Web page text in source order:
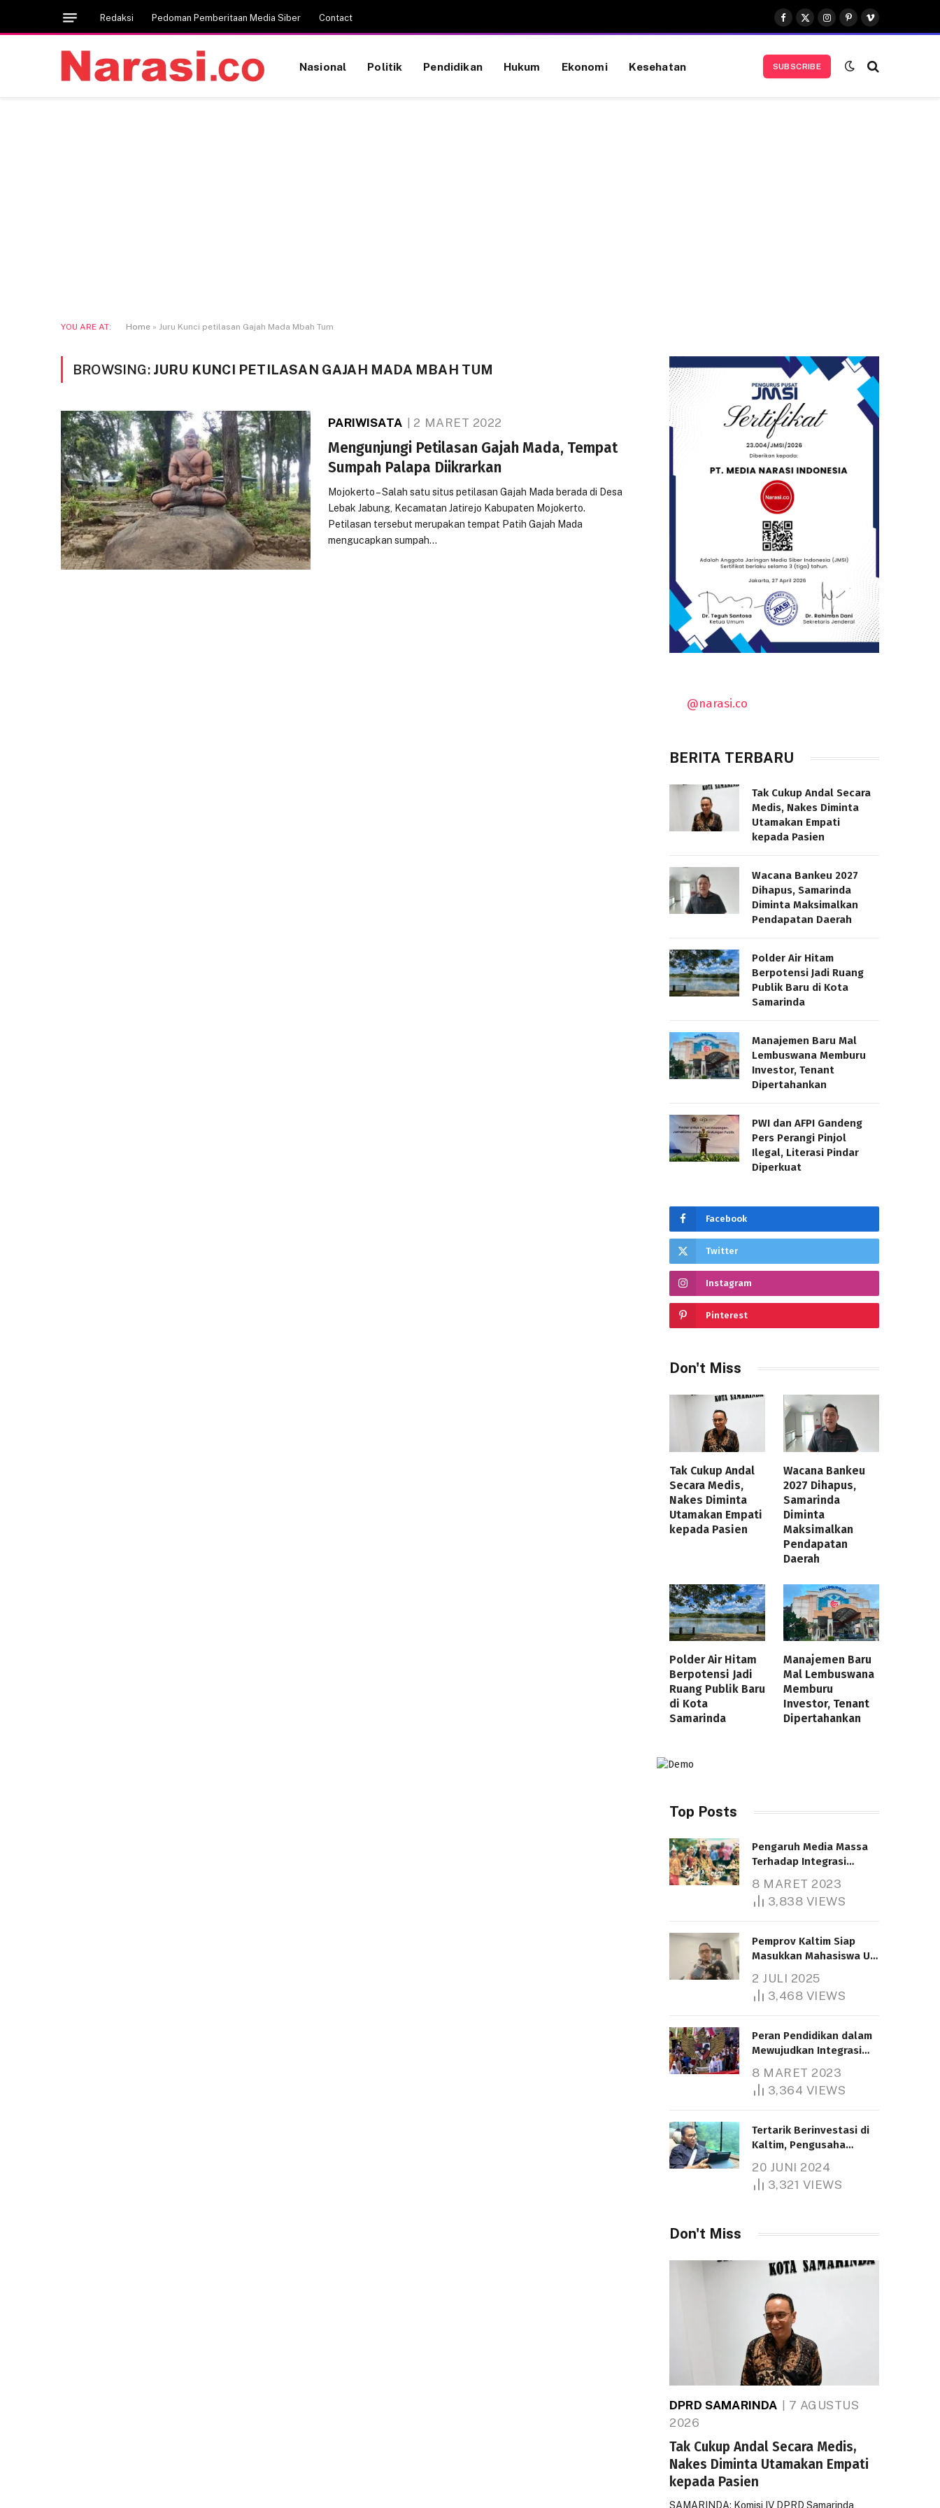
Redaksi Pedoman Pemberitaan Media Siber Contact
Facebook
X
(Twitter)
Instagram
Pinterest
Vimeo
Nasional Politik Pendidikan Hukum Ekonomi Kesehatan SUBSCRIBE
YOU ARE AT: Home » Juru Kunci petilasan Gajah Mada Mbah Tum
BROWSING: JURU KUNCI PETILASAN GAJAH MADA MBAH TUM
PARIWISATA 2 MARET 2022
Mengunjungi Petilasan Gajah Mada, Tempat
Sumpah Palapa Diikrarkan
Mojokerto – Salah satu situs petilasan Gajah Mada berada di Desa
Lebak Jabung, Kecamatan Jatirejo Kabupaten Mojokerto.
Petilasan tersebut merupakan tempat Patih Gajah Mada
mengucapkan sumpah…
@narasi.co
BERITA TERBARU
Tak Cukup Andal Secara
Medis, Nakes Diminta
Utamakan Empati
kepada Pasien
Wacana Bankeu 2027
Dihapus, Samarinda
Diminta Maksimalkan
Pendapatan Daerah
Polder Air Hitam
Berpotensi Jadi Ruang
Publik Baru di Kota
Samarinda
Manajemen Baru Mal
Lembuswana Memburu
Investor, Tenant
Dipertahankan
PWI dan AFPI Gandeng
Pers Perangi Pinjol
Ilegal, Literasi Pindar
Diperkuat
Facebook
Twitter
Instagram
Pinterest
Don't Miss
Tak Cukup Andal
Secara Medis,
Nakes Diminta
Utamakan Empati
kepada Pasien
Wacana Bankeu
2027 Dihapus,
Samarinda
Diminta
Maksimalkan
Pendapatan
Daerah
Polder Air Hitam
Berpotensi Jadi
Ruang Publik Baru
di Kota
Samarinda
Manajemen Baru
Mal Lembuswana
Memburu
Investor, Tenant
Dipertahankan
Top Posts
Pengaruh Media Massa
Terhadap Integrasi
8 MARET 2023
3,838 VIEWS
Pemprov Kaltim Siap
Masukkan Mahasiswa UT
Bantuan Pendidikan
Gratispol
2 JULI 2025
3,468 VIEWS
Peran Pendidikan dalam
Mewujudkan Integrasi
8 MARET 2023
3,364 VIEWS
Tertarik Berinvestasi di
Kaltim, Pengusaha
1.000 Hektare
20 JUNI 2024
3,321 VIEWS
Don't Miss
DPRD SAMARINDA
7 AGUSTUS
2026
Tak Cukup Andal Secara Medis,
Nakes Diminta Utamakan Empati
kepada Pasien
SAMARINDA: Komisi IV DPRD Samarinda